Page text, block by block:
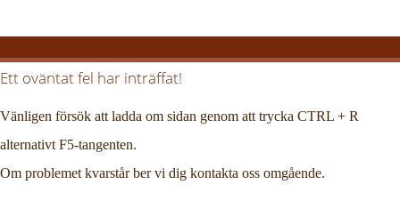
Ett oväntat fel har inträffat!
Vänligen försök att ladda om sidan genom att trycka CTRL + R
alternativt F5-tangenten.
Om problemet kvarstår ber vi dig kontakta oss omgående.